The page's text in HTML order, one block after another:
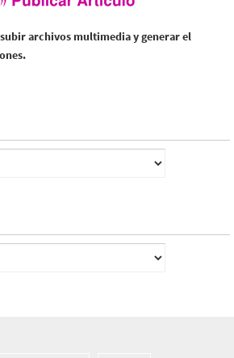
archivos multimedia y generar el